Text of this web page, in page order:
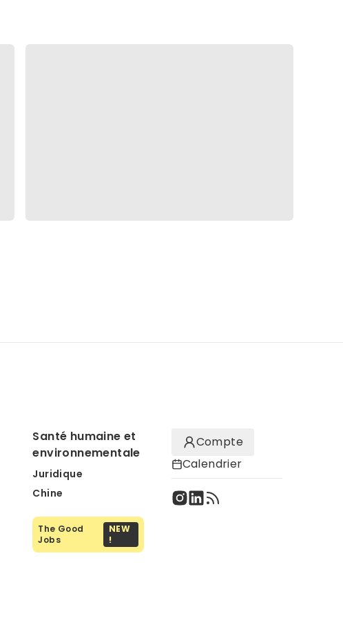
Santé humaine et
environnementale
Juridique
Chine
The Good
Jobs
NEW
!
Compte
Calendrier